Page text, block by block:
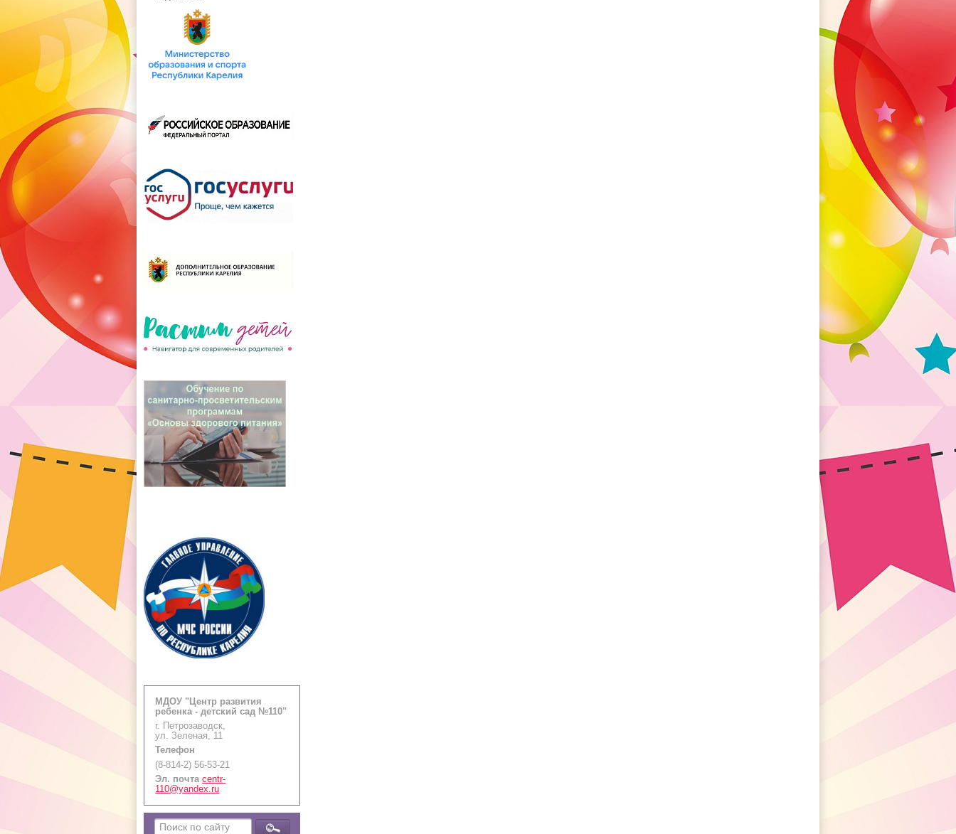
МДОУ "Центр развития
ребенка - детский сад №110"
г. Петрозаводск,
ул. Зеленая, 11
Телефон
(8-814-2) 56-53-21
Эл. почта centr-
110@yandex.ru